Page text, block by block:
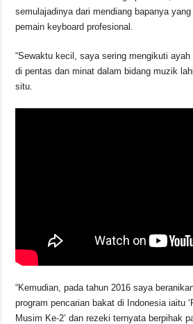
semulajadinya dari mendiang bapanya
pemain keyboard profesional.
“Sewaktu kecil, saya sering mengikuti
di pentas dan minat dalam bidang muzik
situ.
“Kemudian, pada tahun 2016 saya
program pencarian bakat di Indonesia iaitu
Musim Ke-2’ dan rezeki ternyata berpihak